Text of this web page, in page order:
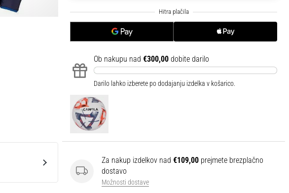
Ob nakupu nad €300,00 dobite darilo
Darilo lahko izberete po dodajanju izdelka v košarico.
Za nakup izdelkov nad €109,00 prejmete brezplačno
dostavo
Možnosti dostave